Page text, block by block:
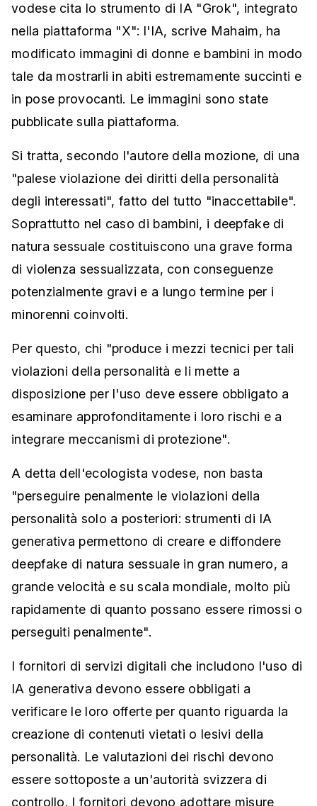
vodese cita lo strumento di IA "Grok", integrato
nella piattaforma "X": l'IA, scrive Mahaim, ha
modificato immagini di donne e bambini in modo
tale da mostrarli in abiti estremamente succinti e
in pose provocanti. Le immagini sono state
pubblicate sulla piattaforma.
Si tratta, secondo l'autore della mozione, di una
"palese violazione dei diritti della personalità
degli interessati", fatto del tutto "inaccettabile".
Soprattutto nel caso di bambini, i deepfake di
natura sessuale costituiscono una grave forma
di violenza sessualizzata, con conseguenze
potenzialmente gravi e a lungo termine per i
minorenni coinvolti.
Per questo, chi "produce i mezzi tecnici per tali
violazioni della personalità e li mette a
disposizione per l'uso deve essere obbligato a
esaminare approfonditamente i loro rischi e a
integrare meccanismi di protezione".
A detta dell'ecologista vodese, non basta
"perseguire penalmente le violazioni della
personalità solo a posteriori: strumenti di IA
generativa permettono di creare e diffondere
deepfake di natura sessuale in gran numero, a
grande velocità e su scala mondiale, molto più
rapidamente di quanto possano essere rimossi o
perseguiti penalmente".
I fornitori di servizi digitali che includono l'uso di
IA generativa devono essere obbligati a
verificare le loro offerte per quanto riguarda la
creazione di contenuti vietati o lesivi della
personalità. Le valutazioni dei rischi devono
essere sottoposte a un'autorità svizzera di
controllo. I fornitori devono adottare misure